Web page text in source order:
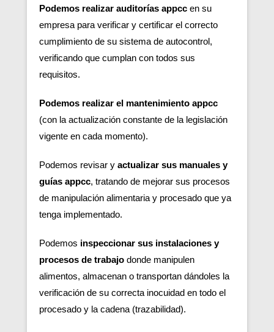
Podemos realizar auditorías appcc en su
empresa para verificar y certificar el correcto
cumplimiento de su sistema de autocontrol,
verificando que cumplan con todos sus
requisitos.
Podemos realizar el mantenimiento appcc
(con la actualización constante de la legislación
vigente en cada momento).
Podemos revisar y actualizar sus manuales y
guías appcc, tratando de mejorar sus procesos
de manipulación alimentaria y procesado que ya
tenga implementado.
Podemos inspeccionar sus instalaciones y
procesos de trabajo donde manipulen
alimentos, almacenan o transportan dándoles la
verificación de su correcta inocuidad en todo el
procesado y la cadena (trazabilidad).